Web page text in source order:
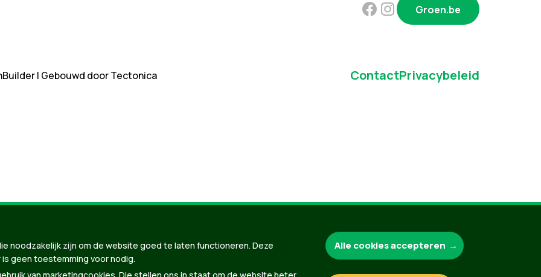
Groen.be
| Gebouwd doorTectonica ContactPrivacybeleid
noodzakelijk zijn om de website goed te laten functioneren. Deze
geen toestemming voor nodig.
Alle cookies accepteren